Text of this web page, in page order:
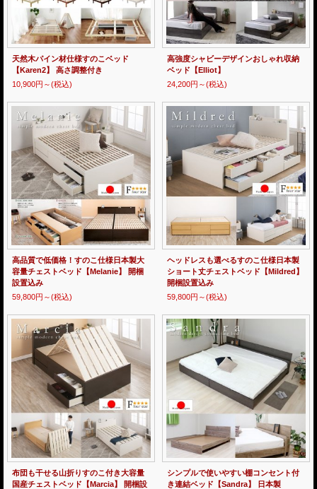
天然木パイン材仕様すのこベッド
【Karen2】 高さ調整付き
10,900円～(税込)
高強度シャビーデザインおしゃれ収納
ベッド【Elliot】
24,200円～(税込)
高品質で低価格！すのこ仕様日本製大
容量チェストベッド【Melanie】 開梱
設置込み
59,800円～(税込)
ヘッドレスも選べるすのこ仕様日本製
ショート丈チェストベッド【Mildred】
開梱設置込み
59,800円～(税込)
布団も干せる山折りすのこ付き大容量
国産チェストベッド【Marcia】 開梱設
シンプルで使いやすい棚コンセント付
き連結ベッド【Sandra】 日本製